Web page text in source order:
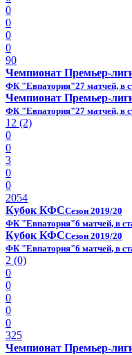
0
0
0
0
90
Чемпионат Премьер-
ФК "Евпатория"27 матчей, в
Чемпионат Премьер-
ФК "Евпатория"27 матчей, в
12 (2)
0
0
3
0
0
2054
Кубок КФССезон 2019/20
ФК "Евпатория"6 матчей, в
Кубок КФССезон 2019/20
ФК "Евпатория"6 матчей, в
2 (0)
0
0
0
0
0
325
Чемпионат Премьер-